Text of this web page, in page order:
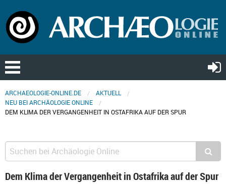
ARCHAEOLOGIE-ONLINE.DE
AKTUELL
NEU BEI ARCHÄOLOGIE ONLINE
DEM KLIMA DER VERGANGENHEIT IN OSTAFRIKA AUF DER SPUR
Dem Klima der Vergangenheit in Ostafrika auf der Spur